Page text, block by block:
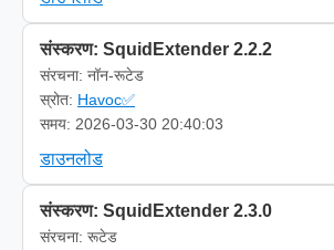
संस्करण: SquidExtender 2.2.2
संरचना: नॉन-रूटेड
स्रोत: Havoc✅
समय: 2026-03-30 20:40:03
डाउनलोड
संस्करण: SquidExtender 2.3.0
संरचना: रूटेड